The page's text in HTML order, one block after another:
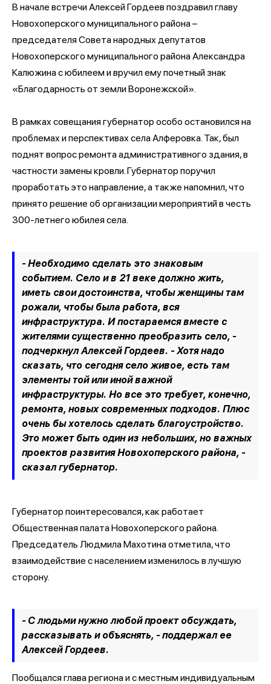
В начале встречи Алексей Гордеев поздравил главу
Новохоперского муниципального района –
председателя Совета народных депутатов
Новохоперского муниципального района Александра
Калюжина с юбилеем и вручил ему почетный знак
«Благодарность от земли Воронежской».
В рамках совещания губернатор особо остановился на
проблемах и перспективах села Алферовка. Так, был
поднят вопрос ремонта административного здания, в
частности замены кровли. Губернатор поручил
проработать это направление, а также напомнил, что
принято решение об организации мероприятий в честь
300-летнего юбилея села.
- Необходимо сделать это знаковым
событием. Село и в 21 веке должно жить,
иметь свои достоинства, чтобы женщины там
рожали, чтобы была работа, вся
инфраструктура. И постараемся вместе с
жителями существенно преобразить село, -
подчеркнул Алексей Гордеев. - Хотя надо
сказать, что сегодня село живое, есть там
элементы той или иной важной
инфраструктуры. Но все это требует, конечно,
ремонта, новых современных подходов. Плюс
очень бы хотелось сделать благоустройство.
Это может быть один из небольших, но важных
проектов развития Новохоперского района, -
сказал губернатор.
Губернатор поинтересовался, как работает
Общественная палата Новохоперского района.
Председатель Людмила Махотина отметила, что
взаимодействие с населением изменилось в лучшую
сторону.
- С людьми нужно любой проект обсуждать,
рассказывать и объяснять, - поддержал ее
Алексей Гордеев.
Пообщался глава региона и с местным индивидуальным